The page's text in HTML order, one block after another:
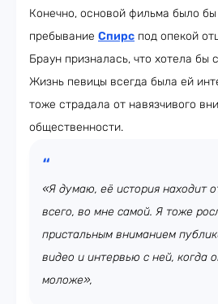
Конечно, основой фильма было
пребывание Спирс под опекой
Браун призналась, что хотела бы
Жизнь певицы всегда была ей
тоже страдала от навязчивого
общественности.
«Я думаю, её история находит
всего, во мне самой. Я тоже
пристальным вниманием
видео и интервью с ней, когда
моложе»,